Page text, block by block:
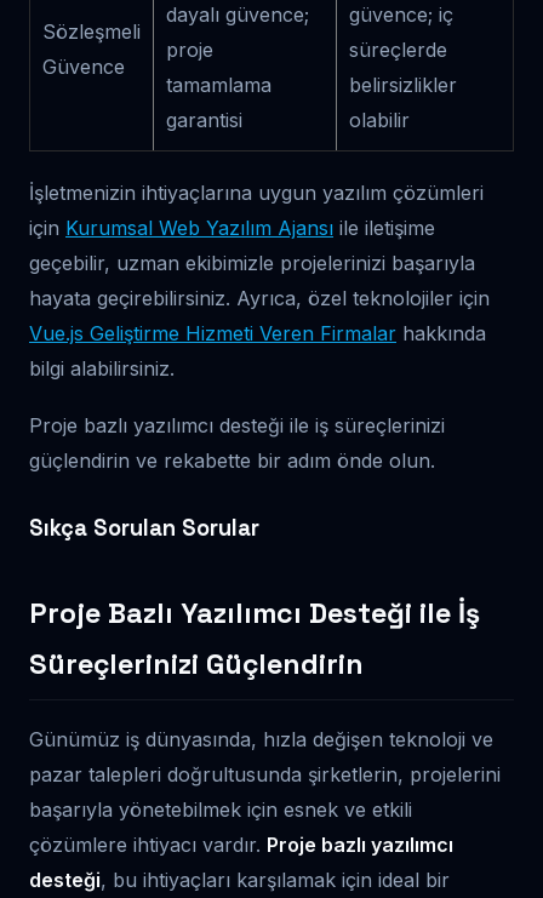
Sözleşmeli
Güvence
dayalı güvence;
proje
tamamlama
garantisi
güvence; iç
süreçlerde
belirsizlikler
olabilir
İşletmenizin ihtiyaçlarına uygun yazılım çözümleri
için Kurumsal Web Yazılım Ajansı ile iletişime
geçebilir, uzman ekibimizle projelerinizi başarıyla
hayata geçirebilirsiniz. Ayrıca, özel teknolojiler için
Vue.js Geliştirme Hizmeti Veren Firmalar hakkında
bilgi alabilirsiniz.
Proje bazlı yazılımcı desteği ile iş süreçlerinizi
güçlendirin ve rekabette bir adım önde olun.
Sıkça Sorulan Sorular
Proje Bazlı Yazılımcı Desteği ile İş
Süreçlerinizi Güçlendirin
Günümüz iş dünyasında, hızla değişen teknoloji ve
pazar talepleri doğrultusunda şirketlerin, projelerini
başarıyla yönetebilmek için esnek ve etkili
çözümlere ihtiyacı vardır. Proje bazlı yazılımcı
desteği, bu ihtiyaçları karşılamak için ideal bir